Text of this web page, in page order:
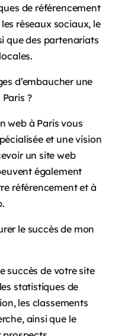
de référencement
réseaux sociaux, le
que des partenariats
d’embaucher une
?
web à Paris vous
et une vision
un site web
également
référencement et à
le succès de mon
succès de votre site
statistiques de
les classements
ainsi que le